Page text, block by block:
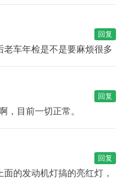
回复
老车年检是不是要麻烦很多
回复
，目前一切正常。
回复
面的发动机灯搞的亮红灯，